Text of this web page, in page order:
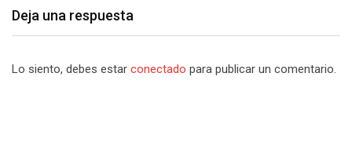
Deja una respuesta
Lo siento, debes estar conectado para publicar un comentario.